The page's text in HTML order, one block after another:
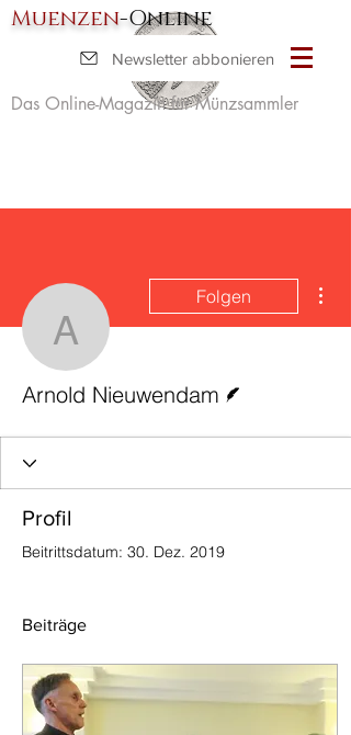
Muenzen-Online
Das Online-Magazin für Münzsammler
Newsletter abbonieren
Arnold
Folgen
Arnold Nieuwendam
Profil
Beitrittsdatum: 30. Dez. 2019
Beiträge